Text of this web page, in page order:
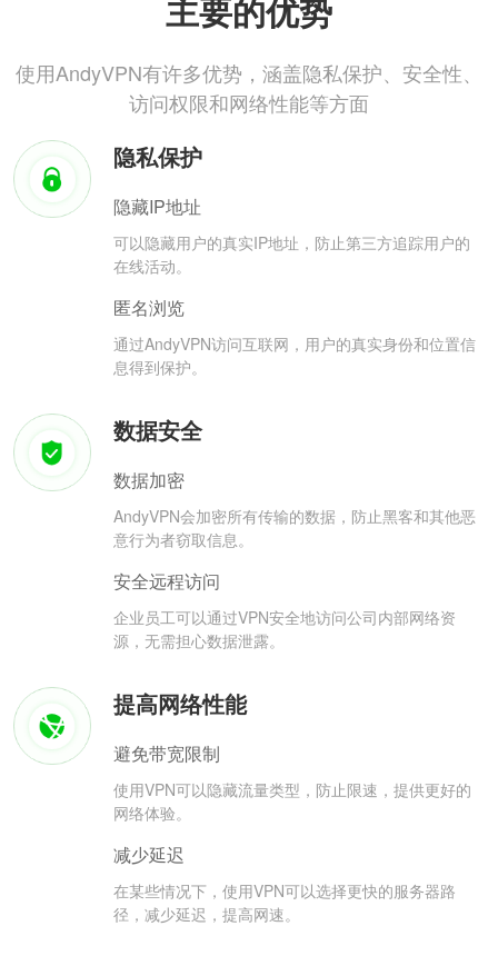
主要的优势
使用AndyVPN有许多优势，涵盖隐私保护、安全性、
访问权限和网络性能等方面
隐私保护
隐藏IP地址
可以隐藏用户的真实IP地址，防止第三方追踪用户的
在线活动。
匿名浏览
通过AndyVPN访问互联网，用户的真实身份和位置信
息得到保护。
数据安全
数据加密
AndyVPN会加密所有传输的数据，防止黑客和其他恶
意行为者窃取信息。
安全远程访问
企业员工可以通过VPN安全地访问公司内部网络资
源，无需担心数据泄露。
提高网络性能
避免带宽限制
使用VPN可以隐藏流量类型，防止限速，提供更好的
网络体验。
减少延迟
在某些情况下，使用VPN可以选择更快的服务器路
径，减少延迟，提高网速。